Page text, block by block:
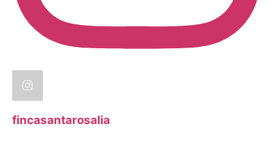
fincasantarosalia